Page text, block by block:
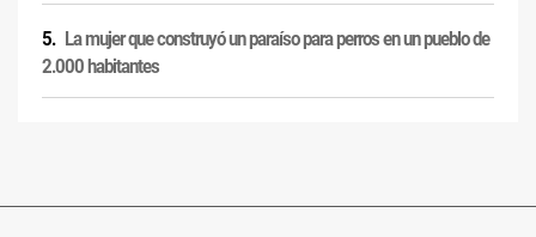
La mujer que construyó un paraíso para perros en un pueblo de
2.000 habitantes